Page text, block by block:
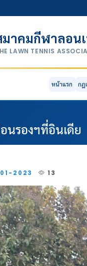
มาคมกีฬาลอน
LAWN TENNIS
หน้าแรก กฎ
นรองฯที่อินเดีย
2023 13